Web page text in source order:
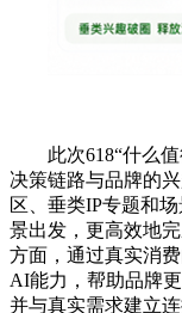
此次618“什么
决策链路与品牌的
区、垂类IP专题和
景出发，更高效地
方面，通过真实消
AI能力，帮助品牌
并与真实需求建立连